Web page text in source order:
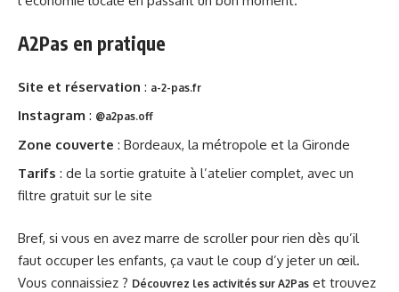
A2Pas en pratique
Site et réservation : a-2-pas.fr
Instagram : @a2pas.off
Zone couverte : Bordeaux, la métropole et la Gironde
Tarifs : de la sortie gratuite à l’atelier complet, avec un
filtre gratuit sur le site
Bref, si vous en avez marre de scroller pour rien dès qu’il
faut occuper les enfants, ça vaut le coup d’y jeter un œil.
Vous connaissiez ? Découvrez les activités sur A2Pas et trouvez